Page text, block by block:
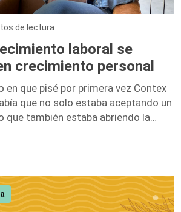
de lectura
laboral se
crecimiento personal
en que pisé por primera vez Contex
que no solo estaba aceptando un
que también estaba abriendo la
siete años después, puedo afirmar
paso por esta compañía lo
una entusiasta del marketing
convertirme en la Directora […]